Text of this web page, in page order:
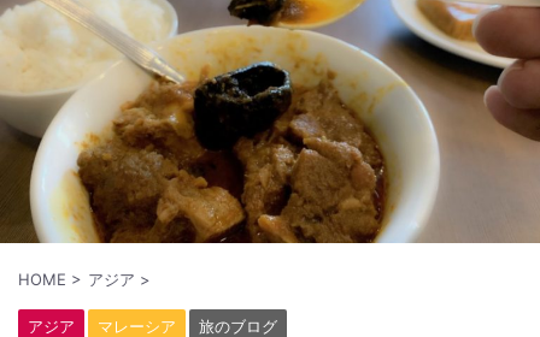
HOME > アジア >
アジア マレーシア 旅のブログ